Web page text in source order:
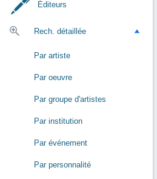
Éditeurs
Rech. détaillée
Par artiste
Par oeuvre
Par groupe d'artistes
Par institution
Par événement
Par personnalité